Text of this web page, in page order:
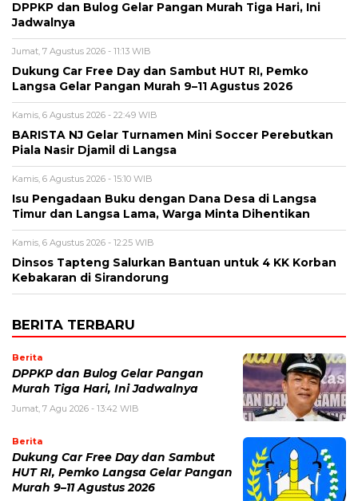
DPPKP dan Bulog Gelar Pangan Murah Tiga Hari, Ini
Jadwalnya
Jumat, 7 Agustus 2026 - 11:13 WIB
Dukung Car Free Day dan Sambut HUT RI, Pemko
Langsa Gelar Pangan Murah 9–11 Agustus 2026
Kamis, 6 Agustus 2026 - 22:49 WIB
BARISTA NJ Gelar Turnamen Mini Soccer Perebutkan
Piala Nasir Djamil di Langsa
Kamis, 6 Agustus 2026 - 15:10 WIB
Isu Pengadaan Buku dengan Dana Desa di Langsa
Timur dan Langsa Lama, Warga Minta Dihentikan
Kamis, 6 Agustus 2026 - 12:25 WIB
Dinsos Tapteng Salurkan Bantuan untuk 4 KK Korban
Kebakaran di Sirandorung
BERITA TERBARU
Berita
DPPKP dan Bulog Gelar Pangan
Murah Tiga Hari, Ini Jadwalnya
Jumat, 7 Agu 2026 - 13:42 WIB
Berita
Dukung Car Free Day dan Sambut
HUT RI, Pemko Langsa Gelar Pangan
Murah 9–11 Agustus 2026